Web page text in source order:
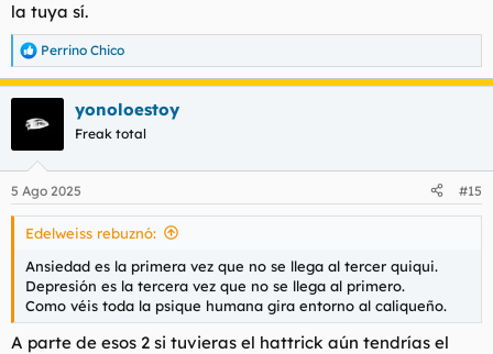
la tuya sí.
R
e
a
e
s
Perrino Chico
yonoloestoy
Freak total
5 Ago 2025 #15
Edelweiss rebuznó:
Ansiedad es la primera vez que no se llega al tercer quiqui.
Depresión es la tercera vez que no se llega al primero.
Como véis toda la psique humana gira entorno al caliqueño.
A parte de esos 2 si tuvieras el hattrick aún tendrías el